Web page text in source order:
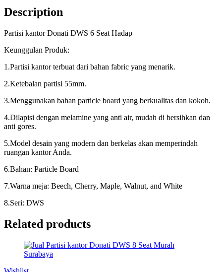
Description
Partisi kantor Donati DWS 6 Seat Hadap
Keunggulan Produk:
1.Partisi kantor terbuat dari bahan fabric yang menarik.
2.Ketebalan partisi 55mm.
3.Menggunakan bahan particle board yang berkualitas dan kokoh.
4.Dilapisi dengan melamine yang anti air, mudah di bersihkan dan
anti gores.
5.Model desain yang modern dan berkelas akan memperindah
ruangan kantor Anda.
6.Bahan: Particle Board
7.Warna meja: Beech, Cherry, Maple, Walnut, and White
8.Seri: DWS
Related products